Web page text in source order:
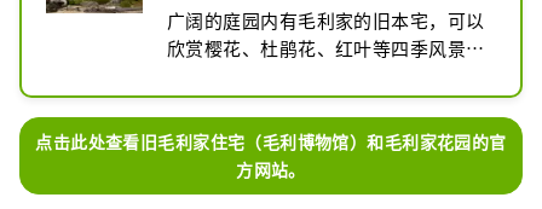
广阔的庭园内有毛利家的旧本宅，可以
欣赏樱花、杜鹃花、红叶等四季风景。
地方注入了现代活力，并于1996年被指
定为国家风景名胜区。
尊重
点击此处查看旧毛利家住宅（毛利博物馆）和毛利家花园的官
方网站。